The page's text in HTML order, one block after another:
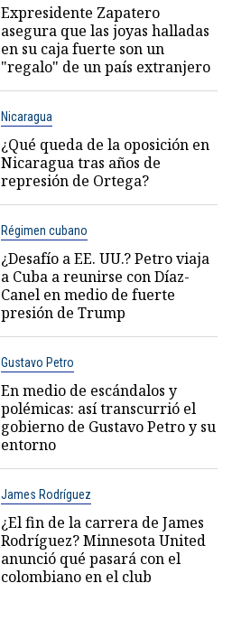
Expresidente Zapatero
asegura que las joyas halladas
en su caja fuerte son un
"regalo" de un país extranjero
Nicaragua
¿Qué queda de la oposición en
Nicaragua tras años de
represión de Ortega?
Régimen cubano
¿Desafío a EE. UU.? Petro viaja
a Cuba a reunirse con Díaz-
Canel en medio de fuerte
presión de Trump
Gustavo Petro
En medio de escándalos y
polémicas: así transcurrió el
gobierno de Gustavo Petro y su
entorno
James Rodríguez
¿El fin de la carrera de James
Rodríguez? Minnesota United
anunció qué pasará con el
colombiano en el club